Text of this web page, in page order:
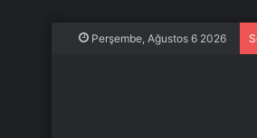
Perşembe, Ağustos 6 2026